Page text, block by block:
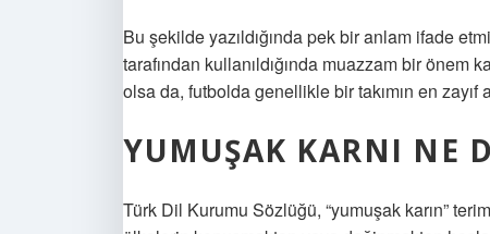
Bu şekilde yazıldığında pek bir anlam ifade
tarafından kullanıldığında muazzam bir önem
olsa da, futbolda genellikle bir takımın en zayıf
YUMUŞAK KARNI NE
Türk Dil Kurumu Sözlüğü, “yumuşak karın”